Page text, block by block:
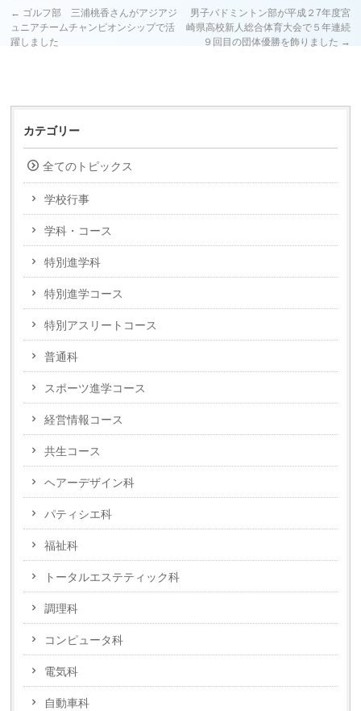
← ゴルフ部 三浦桃香さんがアジアジ
ュニアチームチャンピオンシップで活
躍しました
男子バドミントン部が平成２7年度宮
崎県高校新人総合体育大会で５年連続
９回目の団体優勝を飾りました →
カテゴリー
全てのトピックス
学校行事
学科・コース
特別進学科
特別進学コース
特別アスリートコース
普通科
スポーツ進学コース
経営情報コース
共生コース
ヘアーデザイン科
パティシエ科
福祉科
トータルエステティック科
調理科
コンピュータ科
電気科
自動車科